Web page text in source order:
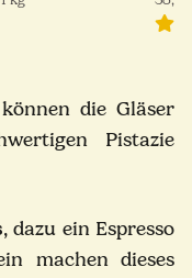
die Gläser
Pistazie
, dazu ein Espresso
machen dieses